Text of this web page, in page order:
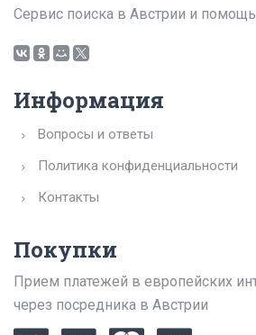
Сервис поиска в Австрии и
Информация
Вопросы и ответы
Политика конфиденциальности
Контакты
Покупки
Прием платежей в европейских
через посредника в Австрии